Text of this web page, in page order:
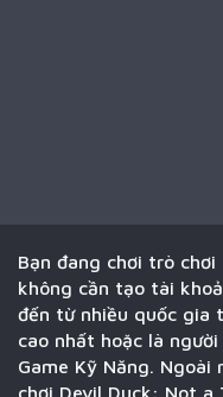
Bạn đang chơi trò
không cần tạo tài
đến từ nhiều quốc gia
cao nhất hoặc là
Game Kỹ Năng.
chơi Devil Duck: Not